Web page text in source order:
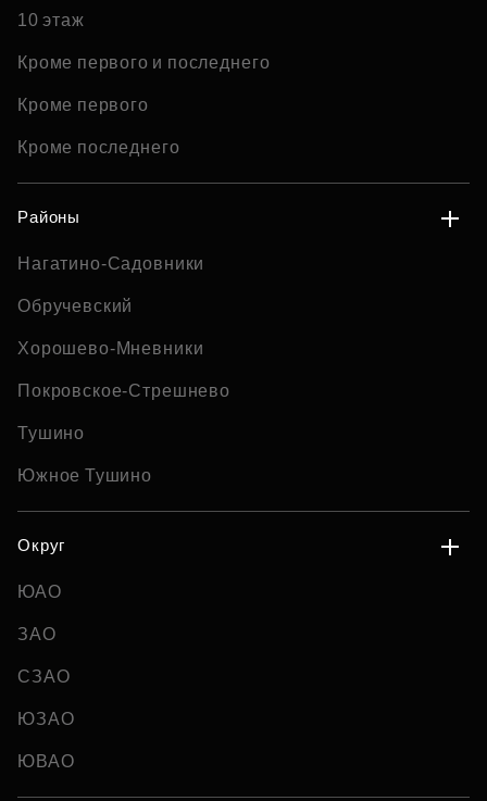
10 этаж
Кроме первого и последнего
Кроме первого
Кроме последнего
Районы
Нагатино-Садовники
Обручевский
Хорошево-Мневники
Покровское-Стрешнево
Тушино
Южное Тушино
Округ
ЮАО
ЗАО
СЗАО
ЮЗАО
ЮВАО